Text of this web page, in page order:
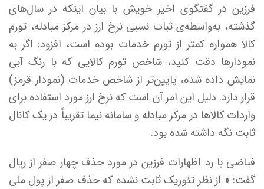
فرزین در گفتگوی اخیر خویش با بیان اینکه در سال‌های
گذشته، به‌واسطه‌ی ثبات نسبی نرخ ارز در مرکز مبادله، تورم
کالا همواره کمتر از تورم خدمات بوده است، افزود: اگر به
نمودارها دقت کنید، شاخص تورم کالایی که با رنگ آبی
نمایش داده شده، پایین‌تر از شاخص خدمات (نمودار قرمز)
قرار دارد. دلیل این امر آن است که نرخ ارز مورد استفاده برای
واردات کالاها در مرکز مبادله و سامانه نیما تقریباً در یک کانال
ثابت نگه داشته شده بود.
فیاضی با رد اظهارات فرزین در مورد حذف چهار صفر از ریال
گفت: « از نظر تئوریک ثابت نشده که حذف صفر از پول ملی